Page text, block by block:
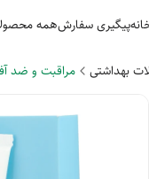
پیگیری سفارشهمه
بهداشتی مراقبت و ضد